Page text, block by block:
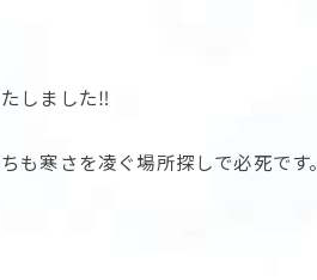
しました‼️
も寒さを凌ぐ場所探しで必死です。